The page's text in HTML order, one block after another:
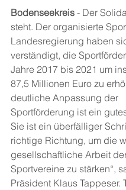
Bodenseekreis - Der
steht. Der organisierte
Landesregierung haben
verständigt, die
Jahre 2017 bis 2021 um
87,5 Millionen Euro zu
deutliche Anpassung der
Sportförderung ist ein
Sie ist ein überfälliger
richtige Richtung, um die
gesellschaftliche Arbeit
Sportvereine zu stärken“,
Präsident Klaus Tappeser.